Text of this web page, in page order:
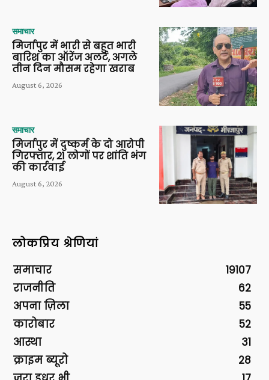
समाचार
मिर्जापुर में भारी से बहुत भारी
बारिश का ऑरेंज अलर्ट, अगले
तीन दिन मौसम रहेगा खराब
August 6, 2026
समाचार
मिर्जापुर में दुष्कर्म के दो आरोपी
गिरफ्तार, 21 लोगों पर शांति भंग
की कार्रवाई
August 6, 2026
लोकप्रिय श्रेणियां
समाचार
19107
राजनीति
62
अपना ज़िला
55
कारोबार
52
आस्था
31
क्राइम ब्यूरो
28